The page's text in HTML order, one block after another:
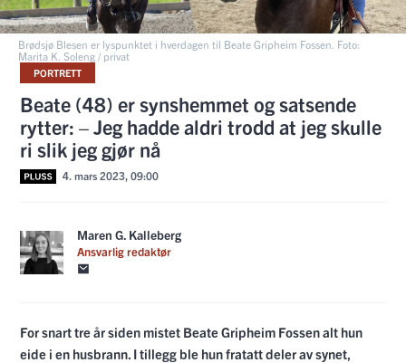
Brødsjø Blesen er lyspunktet i hverdagen til Beate Gripheim Fossen. Foto:
Marita K. Soleng / privat
PORTRETT
Beate (48) er synshemmet og satsende
rytter: – Jeg hadde aldri trodd at jeg skulle
ri slik jeg gjør nå
4. mars 2023, 09:00
Maren G. Kalleberg
Ansvarlig redaktør
For snart tre år siden mistet Beate Gripheim Fossen alt hun
eide i en husbrann. I tillegg ble hun fratatt deler av synet,